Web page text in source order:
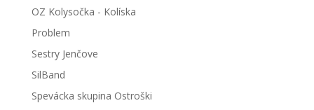
OZ Kolysočka - Kolíska
Problem
Sestry Jenčove
SilBand
Spevácka skupina Ostroški